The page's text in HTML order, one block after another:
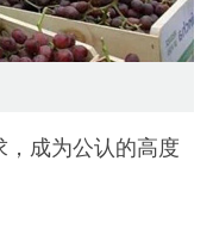
，成为公认的高度